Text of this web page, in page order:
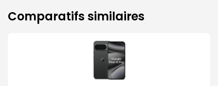
Comparatifs similaires